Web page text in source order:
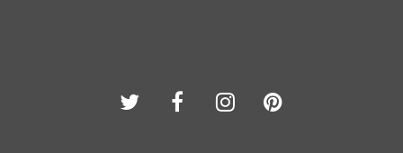
TwitterFacebook
Instagram
Pinterest